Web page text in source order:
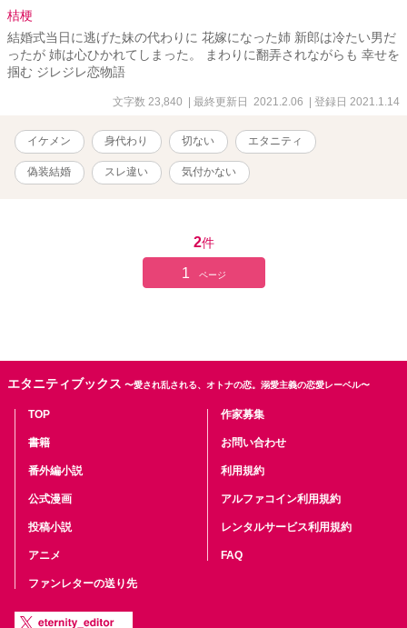
桔梗
結婚式当日に逃げた妹の代わりに 花嫁になった姉 新郎は冷たい男だ
ったが 姉は心ひかれてしまった。 まわりに翻弄されながらも 幸せを
掴む ジレジレ恋物語
文字数 23,840 | 最終更新日 2021.2.06 | 登録日 2021.1.14
イケメン 身代わり 切ない エタニティ
偽装結婚 スレ違い 気付かない
2件
1 ページ
エタニティブックス 〜愛され乱される、オトナの恋。溺愛主義の恋愛レーベル〜
TOP
書籍
番外編小説
公式漫画
投稿小説
アニメ
ファンレターの送り先
作家募集
お問い合わせ
利用規約
アルファコイン利用規約
レンタルサービス利用規約
FAQ